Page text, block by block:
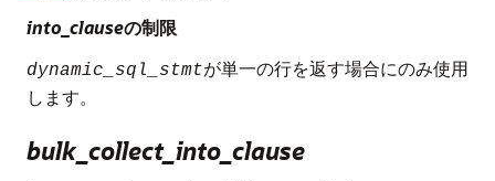
into_clauseの制限
dynamic_sql_stmtが単一の行を返す場合にのみ使用
します。
bulk_collect_into_clause